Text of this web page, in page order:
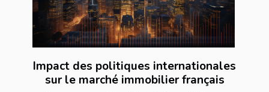
Impact des politiques internationales
sur le marché immobilier français